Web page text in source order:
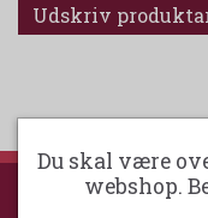
Udskriv
Du skal være
webshop.